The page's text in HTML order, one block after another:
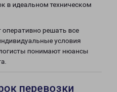
в идеальном техническом
решать все
условия
понимают нюансы
перевозки